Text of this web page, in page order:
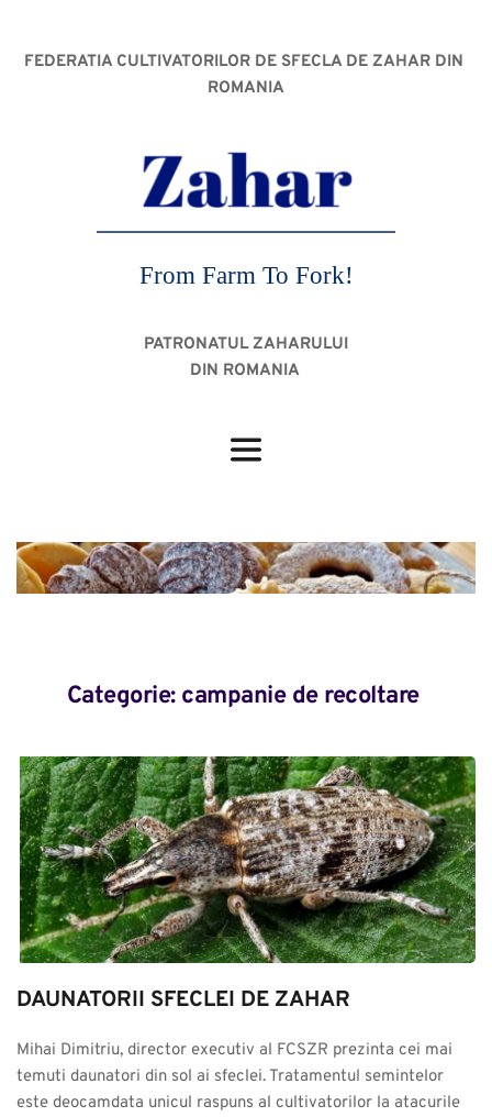
FEDERATIA CULTIVATORILOR DE SFECLA DE ZAHAR DIN
ROMANIA
From Farm To Fork!
PATRONATUL ZAHARULUI
DIN ROMANIA
Categorie: campanie de recoltare
DAUNATORII SFECLEI DE ZAHAR
Mihai Dimitriu, director executiv al FCSZR prezinta cei mai
temuti daunatori din sol ai sfeclei. Tratamentul semintelor
este deocamdata unicul raspuns al cultivatorilor la atacurile